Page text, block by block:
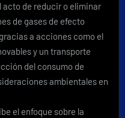
acto de reducir o eliminar
de gases de efecto
a acciones como el
y un transporte
del consumo de
ambientales en
el enfoque sobre la